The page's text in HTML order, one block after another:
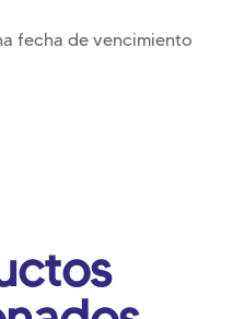
fecha de vencimiento